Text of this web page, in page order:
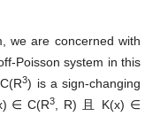
we are concerned with
Poisson system in this
3) is a sign-changing
∈ C(R3
, R) 且 K(x) ∈